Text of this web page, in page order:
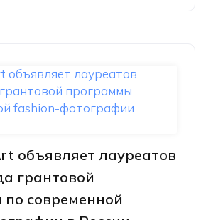
объявляет лауреатов
грантовой
современной